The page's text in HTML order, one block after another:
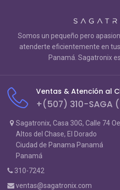
Somos un pequeño pero
atenderte eficientemente en
Panamá. Sagatronix
Ventas & Atención al
+(507) 310-SAGA
Sagatronix, Casa 30G, Calle 74
Altos del Chase, El Dorado
Ciudad de Panama Panamá
Panamá
310-7242
ventas@sagatronix.com